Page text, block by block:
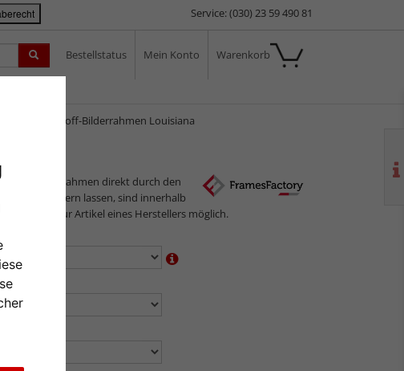
Service: (030) 23 59 490 81
Bestellstatus Mein Konto Warenkorb
Kunststoff-Bilderrahmen Louisiana
wir die Bilderrahmen direkt durch den
ausliefern lassen, sind innerhalb
Auftrags nur Artikel eines Herstellers möglich.
wählen:
wählen: